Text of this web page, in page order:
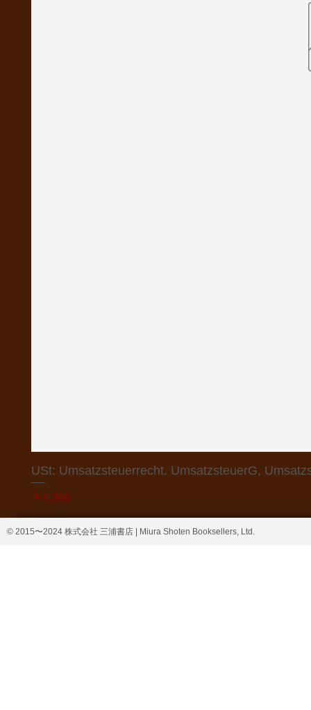
USt: Umsatzsteuerrecht. UmsatzsteuerG,
価格
￥4,368
© 2015〜2024 株式会社 三浦書店 | Miura Shoten Booksellers, Ltd.